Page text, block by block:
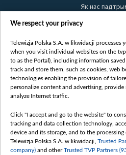
Як нас
Правілы выкарыстання
Бяспека
Youtube
Белсат
Белсат
Жэстачайшы
Belsat
Biełsat PL
We respect your privacy
Telewizja Polska S.A. w likwidacji processes
when you visit individual websites on the
to as the Portal), including information
track and store them, such as cookies, web
technologies enabling the provision of
personalize content and advertising, provide
analyze Internet traffic.
Click "I accept and go to the website" to
tracking and data collection technology,
device and its storage, and to the
Telewizja Polska S.A. w likwidacji, Trusted
company) and otherTrusted TVP Partners